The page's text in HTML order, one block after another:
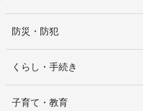
防災・防犯
くらし・手続き
子育て・教育